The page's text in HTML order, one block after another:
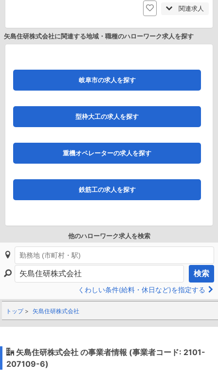
関連求人
矢島住研株式会社に関連する地域・職種のハローワーク求人を探す
岐阜市の求人を探す
型枠大工の求人を探す
重機オペレーターの求人を探す
鉄筋工の求人を探す
他のハローワーク求人を検索
検索
くわしい条件(給料・休日など)を指定する
トップ 矢島住研株式会社
矢島住研株式会社 の事業者情報 (事業者コード: 2101-
207109-6)